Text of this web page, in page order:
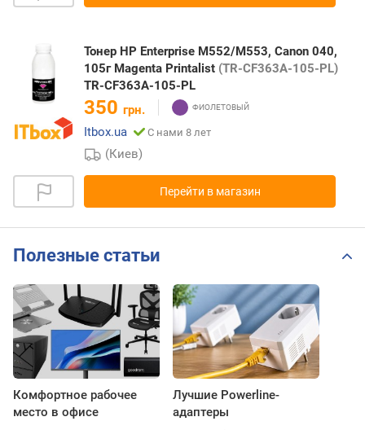
Тонер HP Enterprise M552/M553, Canon 040,
105г Magenta Printalist (TR-CF363A-105-PL)
TR-CF363A-105-PL
350 грн.
Itbox.ua
С нами 8 лет
(Киев)
Перейти в магазин
Полезные статьи
Комфортное рабочее
место в офисе
Лучшие Powerline-
адаптеры